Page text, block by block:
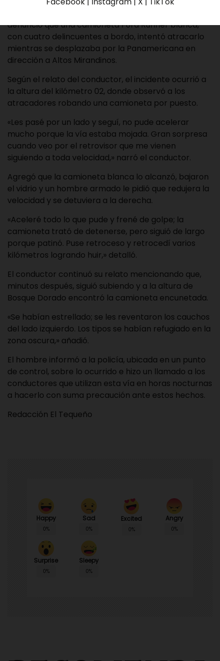
denunció que una camioneta Ford Runner blanca,
con cuatro delincuentes a bordo, intentó atracarlo
mientras se desplazaba por la Panamericana en
dirección a Altos Mirandinos.
Según el relato del conductor, el incidente ocurrió a
la altura del kilómetro 02, donde observó a los
atracadores robando una camioneta por puesto.
«Les pasé por un lado y seguí, no pude acelerar
mucho porque la vía estaba mojada. Gran sorpresa
cuando veo por el retrovisor que me vienen
siguiendo a toda velocidad,» narró el conductor.
Agregó que la camioneta blanca lo alcanzó, bajaron
el vidrio y un hombre armado le pidió que redujera la
velocidad y se detuviera a la derecha.
«Aceleré todo lo que pude y frené de golpe; la
camioneta trató de detenerse, pero siguió de largo
porque patinó. Puse retroceso y retrocedí varios
kilómetros logrando huir,» detalló.
El conductor continuó su relato mencionando que,
minutos después, siguió subiendo y a la altura de
Bosque Dorado encontró la camioneta encunetada.
«Se habían estrellado; se les reventaron los cauchos
del lado izquierdo. Los tipos se habían refugiado en la
zona oscura,» añadió.
El hombre informó a la policía, ubicada en un punto
de control, sobre lo ocurrido e hizo un llamado a los
conductores que utilizan esta vía en horas nocturnas
a hacerlo con suma precaución ante estos hechos.
Redacción El Tequeño
Happy
0%
Sad
0%
Excited
0%
Angry
0%
Surprise
0%
Sleepy
0%